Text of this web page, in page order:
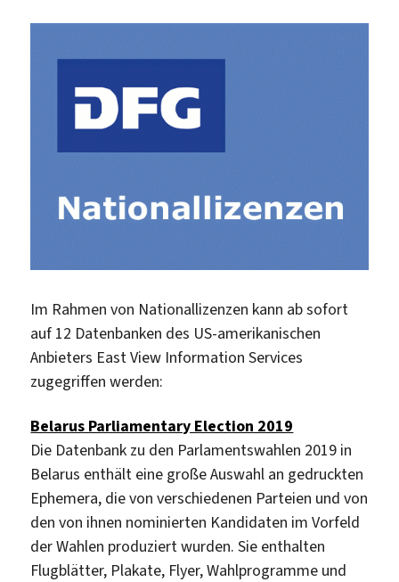
Im Rahmen von Nationallizenzen kann ab sofort
auf 12 Datenbanken des US-amerikanischen
Anbieters East View Information Services
zugegriffen werden:
Belarus Parliamentary Election 2019
Die Datenbank zu den Parlamentswahlen 2019 in
Belarus enthält eine große Auswahl an gedruckten
Ephemera, die von verschiedenen Parteien und von
den von ihnen nominierten Kandidaten im Vorfeld
der Wahlen produziert wurden. Sie enthalten
Flugblätter, Plakate, Flyer, Wahlprogramme und